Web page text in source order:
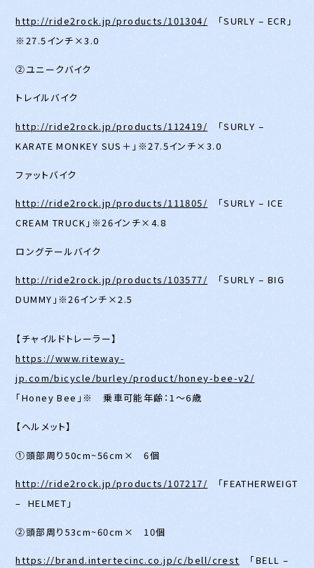
http://ride2rock.jp/products/101304/ 「SURLY – ECR」
※27.5インチ×3.0
②ユニークバイク
トレイルバイク
http://ride2rock.jp/products/112419/ 「SURLY –
KARATE MONKEY SUS＋」※27.5インチ×3.0
ファットバイク
http://ride2rock.jp/products/111805/ 「SURLY – ICE
CREAM TRUCK」※26インチ×4.8
ロングテールバイク
http://ride2rock.jp/products/103577/ 「SURLY – BIG
DUMMY」※26インチ×2.5
【チャイルドトレーラー】
https://www.riteway-
jp.com/bicycle/burley/product/honey-bee-v2/
「Honey Bee」※ 乗車可能年齢：1〜6歳
【ヘルメット】
①頭部周り50cm~56cm× 6個
http://ride2rock.jp/products/107217/ 「FEATHERWEIGT
– HELMET」
②頭部周り53cm~60cm× 10個
https://brand.intertecinc.co.jp/c/bell/crest 「BELL –